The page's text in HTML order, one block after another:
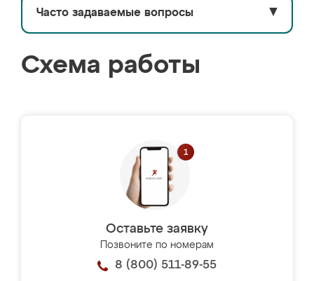
Часто задаваемые вопросы ▼
Схема работы
Оставьте заявку
Позвоните по номерам
8 (800) 511-89-55